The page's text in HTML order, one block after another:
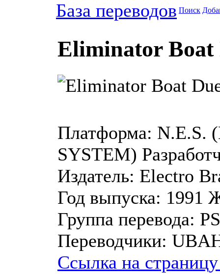
База переводов Поиск
Eliminator
Платформа: N.E.S.
SYSTEM)
Издатель: Electro
Год выпуска: 1991
Группа перевода:
Переводчики:
Ссылка на